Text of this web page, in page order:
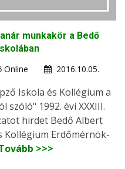
munkakör a Bedő
Online
2016.10.05.
Iskola és Kollégium a
1992. évi XXXIII.
hirdet Bedő Albert
Kollégium Erdőmérnök-
>>>